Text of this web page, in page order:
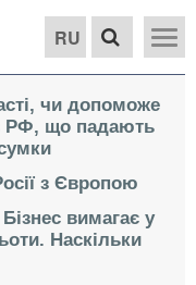
RU
чи допоможе
РФ, що падають
з Європою
вимагає у
Наскільки